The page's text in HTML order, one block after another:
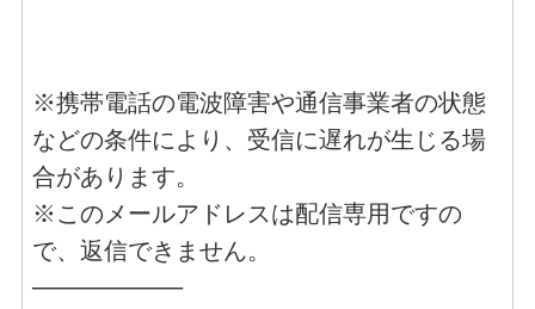
※携帯電話の電波障害や通信事業者の状態
などの条件により、受信に遅れが生じる場
合があります。
※このメールアドレスは配信専用ですの
で、返信できません。
─────────